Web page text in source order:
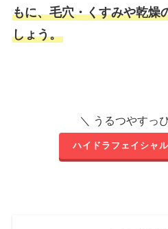
もに、毛穴・くすみや乾燥
しょう。
＼ うるつやすっ
ハイドラフェイシャ